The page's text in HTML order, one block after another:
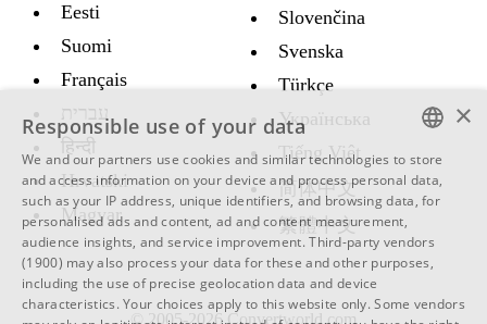
Eesti
Suomi
Français
עברית
हिन्दी
Hrvatski
Magyar
Slovenčina
Svenska
Türkçe
Украïнська
Tiếng Việt
简体中文
繁體中文
© 2005-2026 Convertworld.com
ENGLISH
SWEDISH
SPANISH
×
Responsible use of your data
We and our partners use cookies and similar technologies to store
and access information on your device and process personal data,
such as your IP address, unique identifiers, and browsing data, for
personalised ads and content, ad and content measurement,
audience insights, and service improvement.Third-party vendors
(1900) may also process your data for these and other purposes,
including the use of precise geolocation data and device
characteristics. Your choices apply to this website only. Some vendors